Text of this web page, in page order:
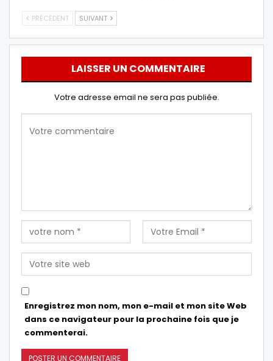
PRÉCÉDENT SUIVANT
LAISSER UN COMMENTAIRE
Votre adresse email ne sera pas publiée.
Enregistrez mon nom, mon e-mail et mon site Web
dans ce navigateur pour la prochaine fois que je
commenterai.